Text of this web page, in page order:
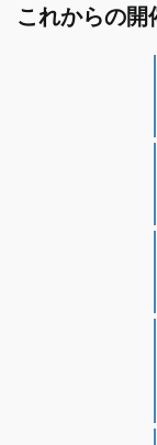
これからの開